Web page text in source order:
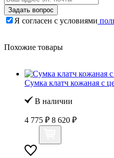
Задать вопрос
Я согласен с условиями
Похожие товары
Сумка клатч кожаная с
В наличии
4 775 ₽ 8 620 ₽